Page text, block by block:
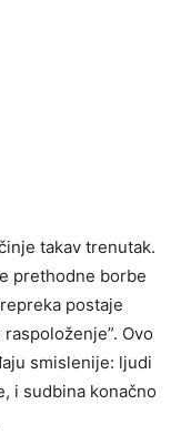
takav trenutak.
prethodne borbe
postaje
Ovo
smislenije: ljudi
i sudbina konačno